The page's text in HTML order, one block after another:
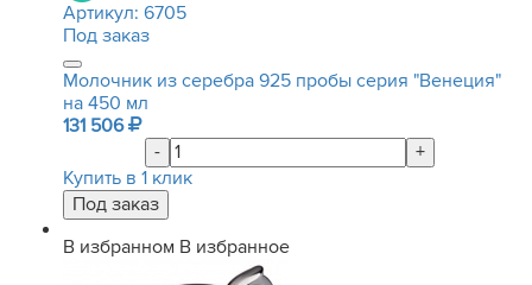
Артикул: 6705
Под заказ
Молочник из серебра 925 пробы серия "Венеция"
на 450 мл
131 506
-
+
Купить в 1 клик
В избранном В избранное